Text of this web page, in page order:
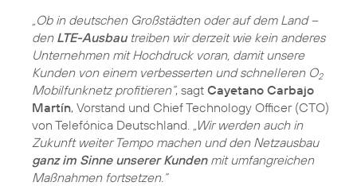
„Ob in deutschen Großstädten oder auf dem Land –
den LTE-Ausbautreiben wir derzeit wie kein anderes
Unternehmen mit Hochdruck voran, damit unsere
Kunden von einem verbesserten und schnelleren O2
Mobilfunknetz profitieren“, sagt Cayetano Carbajo
Martín, Vorstand und Chief Technology Officer (CTO)
von Telefónica Deutschland.
„Wir werden auch in
Zukunft weiter Tempo machen und den Netzausbau
ganz im Sinne unserer Kundenmit umfangreichen
Maßnahmen fortsetzen.“